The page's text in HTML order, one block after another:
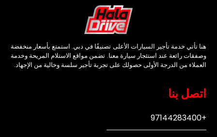
هنا تأتي خدمة تأجير السيارات الأعلى تصنيفًا في دبي. استمتع بأسعار منخفضة
وصفقات رائعة عند استئجار سيارة معنا. تضمن مواقع الاستلام المريحة وخدمة
العملاء من الدرجة الأولى حصولك على تجربة تأجير سلسة وخالية من الإجهاد.
اتصل بنا
+97144283400